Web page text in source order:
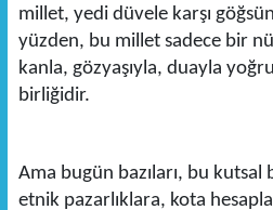
millet, yedi düvele karşı
yüzden, bu millet sadece bir
kanla, gözyaşıyla, duayla
birliğidir.
Ama bugün bazıları, bu
etnik pazarlıklara, kota